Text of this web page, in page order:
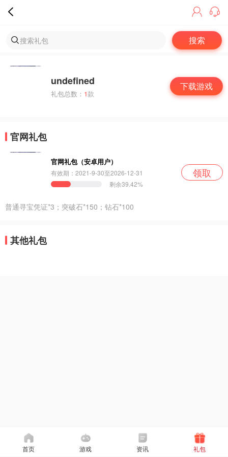
undefined
礼包总数： 1款
下载游戏
官网礼包
官网礼包（安卓用户）
有效期： 2021-9-30至2026-12-31
剩余39.42%
领取
普通寻宝凭证*3；突破石*150；钻石*100
其他礼包
首页 游戏 资讯 礼包